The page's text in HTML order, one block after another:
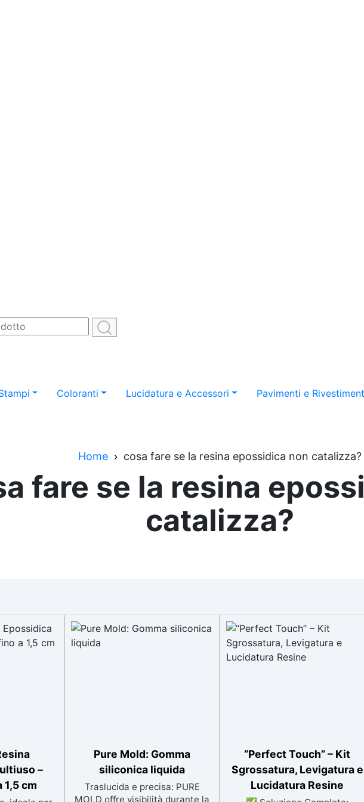
Coloranti Lucidatura e Accessori Pavimenti e
Home cosa fare se la resina epossidica non catalizza?
fare se la resina
catalizza?
–
1,5 cm
Pure Mold: Gomma
siliconica liquida
Traslucida e precisa: PURE
MOLD offre visibilità durante la
“Perfect Touch” – Kit
Sgrossatura, Levigatura e
Lucidatura Resine